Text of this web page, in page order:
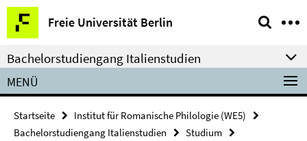
Springe
direkt
zu
Inhalt
Freie Universität Berlin
Service-
Navigation
Bachelorstudiengang Italienstudien
MENÜ
Startseite
Institut für Romanische Philologie (WE5)
Bachelorstudiengang Italienstudien
Studium